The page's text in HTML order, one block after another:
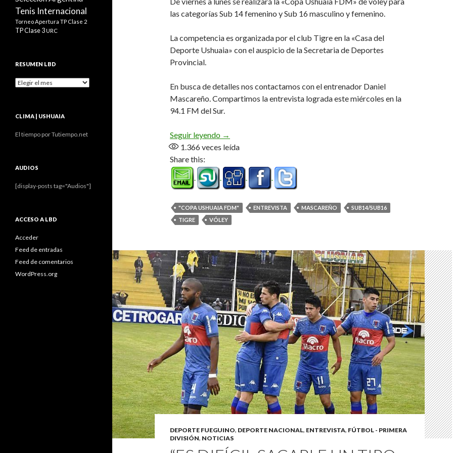
las categorías Sub 14 femenino y Sub 16 masculino y femenino.
La competencia es organizada por el club Tigre en la «Casa del
Deporte Ushuaia» con el auspicio de la Secretaria de Deportes
Provincial.
En busca de detalles nos contactamos con el entrenador Daniel
Mascareño. Compartimos la entrevista lograda este miércoles en la
94.1 FM del Sur.
Seguir leyendo «Vamos a recibir equipos de CABA y provincia de Buenos Aires»
→
1.366veces leída
Share this:
"COPA USHUAIA FDM" ENTREVISTA MASCAREÑO
SUB14/SUB16
TIGRE
VÓLEY
DEPORTE FUEGUINO, DEPORTE NACIONAL, ENTREVISTA, FÚTBOL - PRIMERA
DIVISIÓN, NOTICIAS
Tenis Internacional
Torneo Apertura TP Clase 2
TP Clase 3URC
RESUMEN LBD
Resumen
CLIMA | USHUAIA
El tiempo por Tutiempo.net
AUDIOS
[display-posts tag="Audios"]
ACCESO A LBD
Acceder
Feed de entradas
Feed de comentarios
WordPress.org